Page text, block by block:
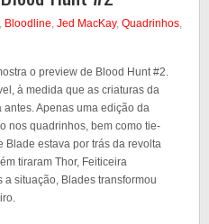
, Bloodline, Jed MacKay, Quadrinhos,
o preview de Blood Hunt #2.
à medida que as criaturas da
Apenas uma edição da
nos quadrinhos, bem como tie-
estava por trás da revolta
tiraram Thor, Feiticeira
situação, Blades transformou